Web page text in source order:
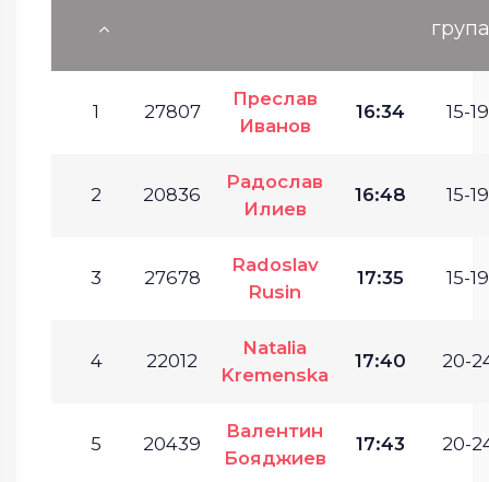
1 27807
Преслав
Иванов
16:34 15-
2 20836
Радослав
Илиев
16:48 15-
3 27678
Radoslav
Rusin
17:35 15-
4 22012
Natalia
Kremenska
17:40 20-
5 20439
Валентин
Бояджиев
17:43 20-